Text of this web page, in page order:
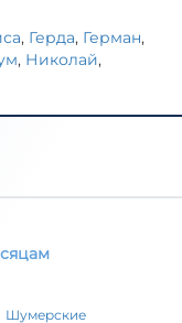
, Герда, Герман,
, Николай,
Шумерские